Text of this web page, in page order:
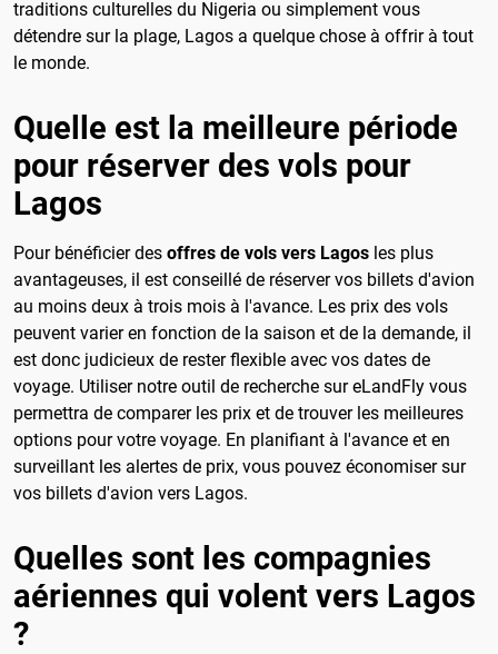
traditions culturelles du Nigeria ou simplement vous
détendre sur la plage, Lagos a quelque chose à offrir à tout
le monde.
Quelle est la meilleure période
pour réserver des vols pour
Lagos
Pour bénéficier des offres de vols vers Lagos les plus
avantageuses, il est conseillé de réserver vos billets d'avion
au moins deux à trois mois à l'avance. Les prix des vols
peuvent varier en fonction de la saison et de la demande, il
est donc judicieux de rester flexible avec vos dates de
voyage. Utiliser notre outil de recherche sur eLandFly vous
permettra de comparer les prix et de trouver les meilleures
options pour votre voyage. En planifiant à l'avance et en
surveillant les alertes de prix, vous pouvez économiser sur
vos billets d'avion vers Lagos.
Quelles sont les compagnies
aériennes qui volent vers Lagos
?